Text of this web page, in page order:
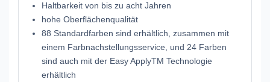
Haltbarkeit von bis zu acht Jahren
hohe Oberflächenqualität
88 Standardfarben sind erhältlich, zusammen mit
einem Farbnachstellungsservice, und 24 Farben
sind auch mit der Easy ApplyTM Technologie
erhältlich